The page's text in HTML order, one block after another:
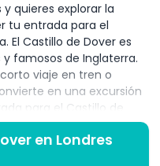
y quieres explorar la
tu entrada para el
El Castillo de Dover es
famosos de Inglaterra.
viaje en tren o
en una excursión
para el Castillo de
en siglos de
caminar por
vistas del
en Londres